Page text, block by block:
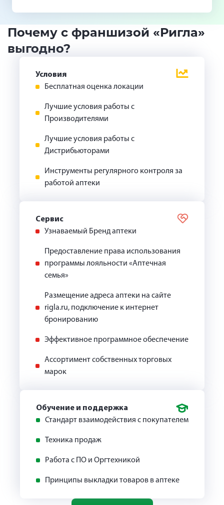
Почему с франшизой «Ригла»
выгодно?
Условия
Бесплатная оценка локации
Лучшие условия работы с
Производителями
Лучшие условия работы с
Дистрибьюторами
Инструменты регулярного контроля за
работой аптеки
Сервис
Узнаваемый Бренд аптеки
Предоставление права использования
программы лояльности «Аптечная
семья»
Размещение адреса аптеки на сайте
rigla.ru, подключение к интернет
бронированию
Эффективное программное обеспечение
Ассортимент собственных торговых
марок
Обучение и поддержка
Стандарт взаимодействия с покупателем
Техника продаж
Работа с ПО и Оргтехникой
Принципы выкладки товаров в аптеке